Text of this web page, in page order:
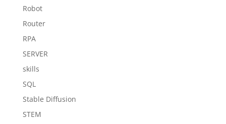
Robot
Router
RPA
SERVER
skills
SQL
Stable Diffusion
STEM